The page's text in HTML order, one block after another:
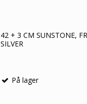
42 + 3 CM SUNSTONE,
SILVER
På lager